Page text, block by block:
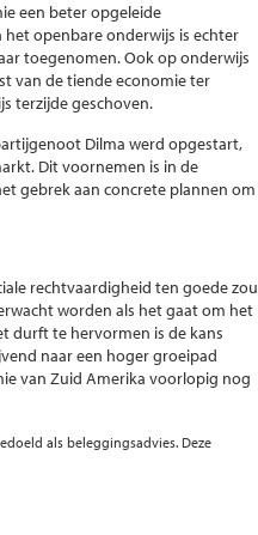
een beter opgeleide
openbare onderwijs is echter
toegenomen. Ook op onderwijs
van de tiende economie ter
terzijde geschoven.
Dilma werd opgestart,
Dit voornemen is in de
gebrek aan concrete plannen om
rechtvaardigheid ten goede zou
worden als het gaat om het
durft te hervormen is de kans
naar een hoger groeipad
van Zuid Amerika voorlopig nog
als beleggingsadvies. Deze